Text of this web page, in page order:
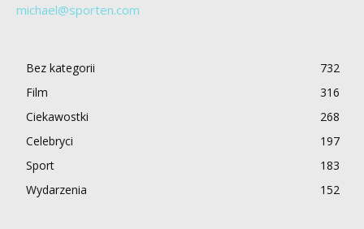
michael@sporten.com
Bez kategorii
732
Film
316
Ciekawostki
268
Celebryci
197
Sport
183
Wydarzenia
152